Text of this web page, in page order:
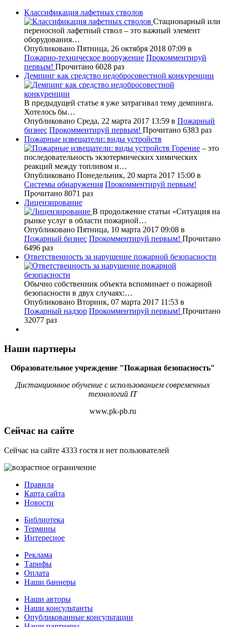
Классификация лафетных стволов
Стационарный или
переносной лафетный ствол – это важный элемент
оборудования…
Опубликовано Пятница, 26 октября 2018 07:09 в
Пожарно-техническое вооружение Прокомментируй
первым! Прочитано 6028 раз
Демпинг как средство недобросовестной конкуренции
В предыдущей статье я уже затрагивал тему демпинга.
Хотелось бы…
Опубликовано Среда, 22 марта 2017 13:59 в Пожарный
бизнес Прокомментируй первым! Прочитано 6383 раз
Пожарные извещатели: виды устройств
Горение – это
последовательность экзотермических химических
реакций между топливом и…
Опубликовано Понедельник, 20 марта 2017 15:00 в
Системы обнаружения Прокомментируй первым!
Прочитано 8071 раз
Лицензирование
В продолжение статьи «Ситуация на
рынке услуг в области пожарной…
Опубликовано Пятница, 10 марта 2017 09:08 в
Пожарный бизнес Прокомментируй первым! Прочитано
6496 раз
Ответственность за нарушение пожарной безопасности
Обычно собственник объекта вспоминает о пожарной
безопасности в двух случаях:…
Опубликовано Вторник, 07 марта 2017 11:53 в
Пожарный надзор Прокомментируй первым! Прочитано
32077 раз
Наши партнеры
Образовательное учреждение "Пожарная безопасность"
Дистанционное обучение с использованием современных
технологий IT
www.pk-pb.ru
Сейчас на сайте
Сейчас на сайте 4333 гостя и нет пользователей
Правила
Карта сайта
Новости
Библиотека
Термины
Интересное
Реклама
Тарифы
Оплата
Наши баннеры
Наши авторы
Наши консультанты
Опубликованные консультации